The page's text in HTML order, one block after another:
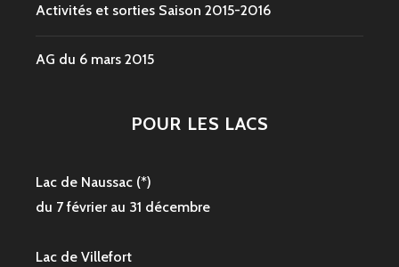
Activités et sorties Saison 2015-2016
AG du 6 mars 2015
POUR LES LACS
Lac de Naussac (*)
du 7 février au 31 décembre
Lac de Villefort